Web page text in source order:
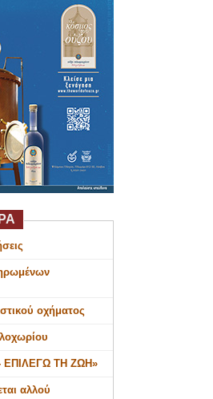
οχήματος
ΕΠΙΛΕΓΩ ΤΗ ΖΩΗ»
αλλού